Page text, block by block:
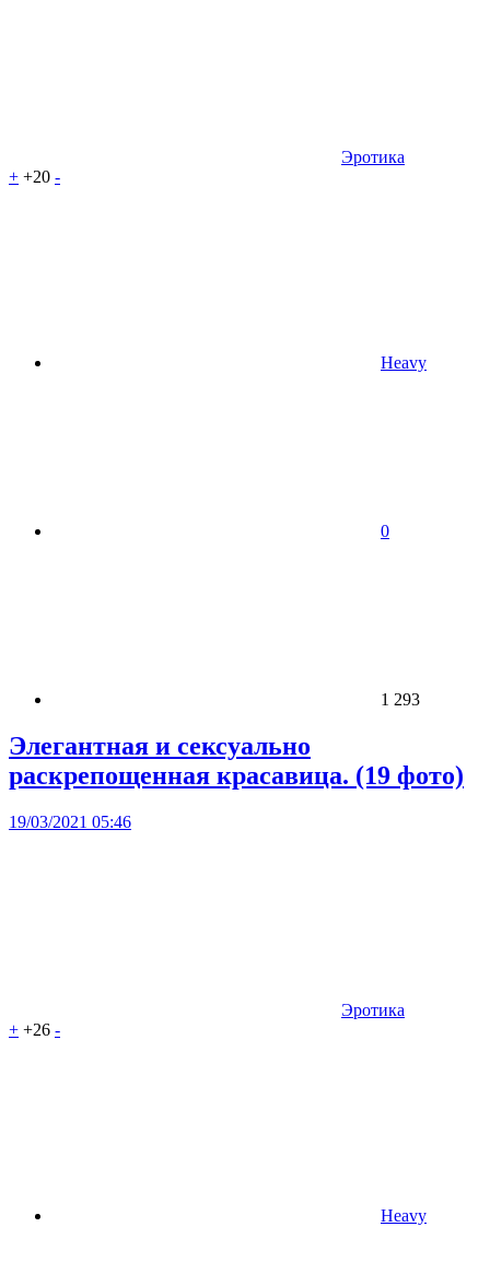
Эротика
+ +20 -
Heavy
0
1 293
Элегантная и сексуально
раскрепощенная красавица. (19 фото)
19/03/2021 05:46
Эротика
+ +26 -
Heavy